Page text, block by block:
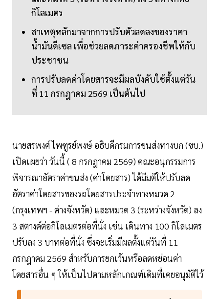
กิโลเมตร
สาเหตุหลักมาจากการปรับตัวลดลงของราคา
น้ำมันดีเซล เพื่อช่วยลดภาระค่าครองชีพให้กับ
ประชาชน
การปรับลดค่าโดยสารจะมีผลบังคับใช้ตั้งแต่วัน
ที่ 11 กรกฎาคม 2569 เป็นต้นไป
นายสรพงศ์ ไพฑูรย์พงษ์ อธิบดีกรมการขนส่งทางบก (ขบ.)
เปิดเผยว่า วันนี้ ( 8 กรกฎาคม 2569) คณะอนุกรรมการ
พิจารณาอัตราค่าขนส่ง (ค่าโดยสาร) ได้มีมติให้ปรับลด
อัตราค่าโดยสารของรถโดยสารประจำทางหมวด 2
(กรุงเทพฯ - ต่างจังหวัด) และหมวด 3 (ระหว่างจังหวัด) ลง
3 สตางค์ต่อกิโลเมตรต่อที่นั่ง เช่น เดินทาง 100 กิโลเมตร
ปรับลง 3 บาทต่อที่นั่ง ซึ่งจะเริ่มมีผลตั้งแต่วันที่ 11
กรกฎาคม 2569 สำหรับการยกเว้นหรือลดหย่อนค่า
โดยสารอื่น ๆ ให้เป็นไปตามหลักเกณฑ์เดิมที่เคยอนุมัติไว้